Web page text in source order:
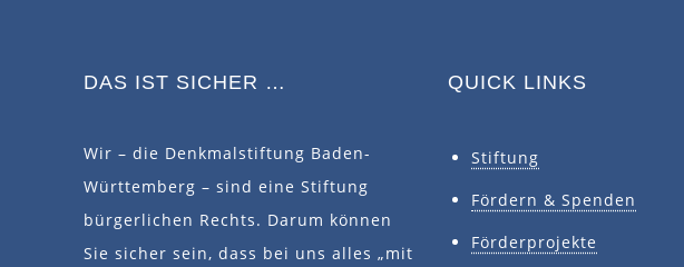
DAS IST SICHER …
Wir – die Denkmalstiftung Baden-
Württemberg – sind eine Stiftung
bürgerlichen Rechts. Darum können
Sie sicher sein, dass bei uns alles „mit
QUICK LINKS
Stiftung
Fördern & Spenden
Förderprojekte